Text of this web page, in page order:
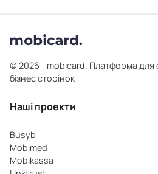
© 2026 - mobicard. Платформа для
бізнес сторінок
Наші проекти
Busyb
Mobimed
Mobikassa